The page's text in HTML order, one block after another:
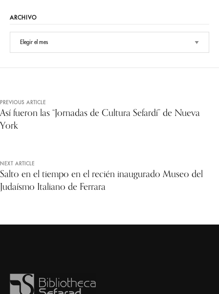
ARCHIVO
PREVIOUS ARTICLE
Así fueron las “Jornadas de Cultura Sefardí” de Nueva
York
NEXT ARTICLE
Salto en el tiempo en el recién inaugurado Museo del
Judaísmo Italiano de Ferrara